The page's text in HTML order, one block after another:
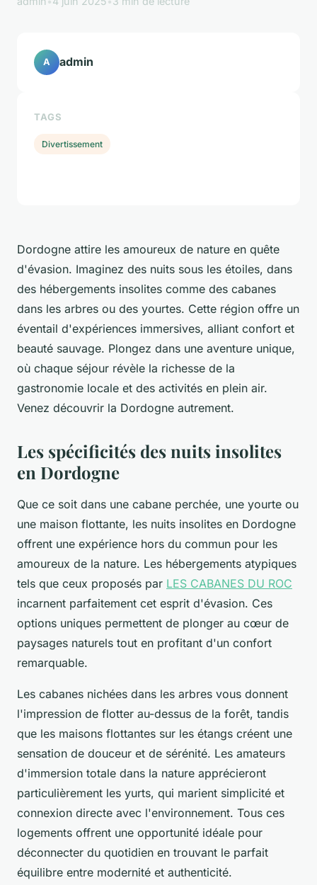
Dordogne attire les amoureux de nature en quête
d'évasion. Imaginez des nuits sous les étoiles, dans
des hébergements insolites comme des cabanes
dans les arbres ou des yourtes. Cette région offre un
éventail d'expériences immersives, alliant confort et
beauté sauvage. Plongez dans une aventure unique,
où chaque séjour révèle la richesse de la
gastronomie locale et des activités en plein air.
Venez découvrir la Dordogne autrement.
Les spécificités des nuits insolites
en Dordogne
Que ce soit dans une cabane perchée, une yourte ou
une maison flottante, les nuits insolites en Dordogne
offrent une expérience hors du commun pour les
amoureux de la nature. Les hébergements atypiques
tels que ceux proposés par LES CABANES DU ROC
incarnent parfaitement cet esprit d'évasion. Ces
options uniques permettent de plonger au cœur de
paysages naturels tout en profitant d'un confort
remarquable.
Les cabanes nichées dans les arbres vous donnent
l'impression de flotter au-dessus de la forêt, tandis
que les maisons flottantes sur les étangs créent une
sensation de douceur et de sérénité. Les amateurs
d'immersion totale dans la nature apprécieront
particulièrement les yurts, qui marient simplicité et
connexion directe avec l'environnement. Tous ces
logements offrent une opportunité idéale pour
déconnecter du quotidien en trouvant le parfait
équilibre entre modernité et authenticité.
A admin
TAGS
Divertissement